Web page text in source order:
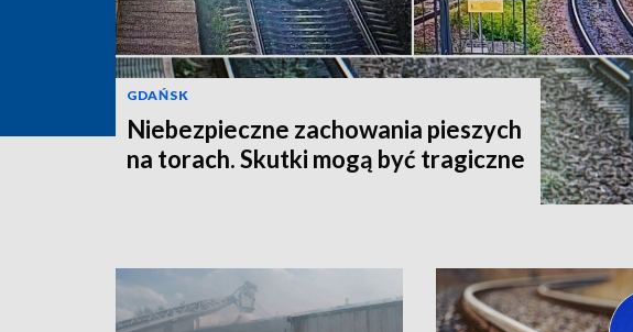
GDAŃSK
Niebezpieczne zachowania pieszych
na torach. Skutki mogą być tragiczne